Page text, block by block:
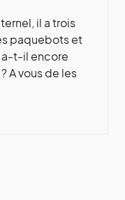
il a trois
paquebots et
a-t-il encore
A vous de les